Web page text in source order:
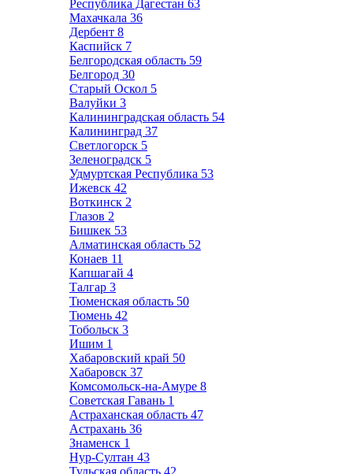
Республика Дагестан 63
Махачкала 36
Дербент 8
Каспийск 7
Белгородская область 59
Белгород 30
Старый Оскол 5
Валуйки 3
Калининградская область 54
Калининград 37
Светлогорск 5
Зеленоградск 5
Удмуртская Республика 53
Ижевск 42
Воткинск 2
Глазов 2
Бишкек 53
Алматинская область 52
Конаев 11
Капшагай 4
Талгар 3
Тюменская область 50
Тюмень 42
Тобольск 3
Ишим 1
Хабаровский край 50
Хабаровск 37
Комсомольск-на-Амуре 8
Советская Гавань 1
Астраханская область 47
Астрахань 36
Знаменск 1
Нур-Султан 43
Тульская область 42